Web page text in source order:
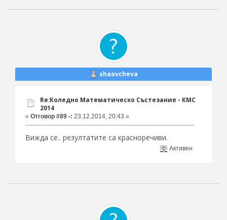
shaovcheva
Re:Коледно Математическо Състезание - КМС
2014
« Отговор #89 -: 23.12.2014, 20:43 »
Вижда се.. резултатите са красноречиви.
Активен